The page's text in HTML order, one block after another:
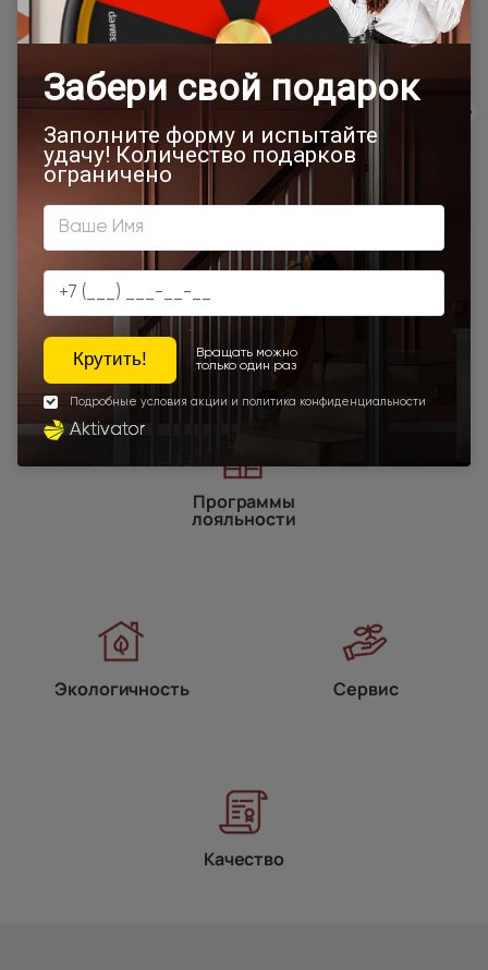
Товар относится к категориям:
500x1900 Межкомнатные двери 55х190 см
700x1900 Двери Neo Classic
900x2000
800х1900 800x2000 900x2200 600x1950
450x2000 650x2000 1000x2100 700x2200
900x1900 800x2100 700x2100 800x2200
900x2300 900x2400 1200x2000
Наши преимущества
Программы
лояльности
Экологичность Сервис
Качество